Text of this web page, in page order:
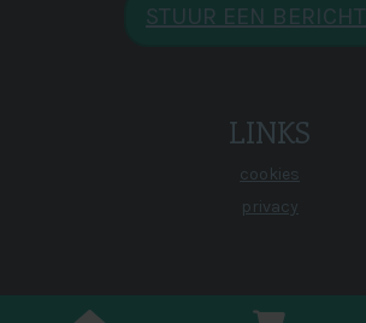
STUUR EEN BERICHT
LINKS
cookies
privacy